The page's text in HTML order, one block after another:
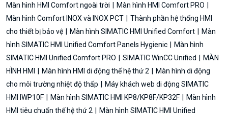
Màn hình HMI Comfort ngoài trời
Màn hình HMI Comfort PRO
Màn hình Comfort INOX và INOX PCT
Thành phần hệ thống HMI
cho thiết bị bảo vệ
Màn hình SIMATIC HMI Unified Comfort
Màn
hình SIMATIC HMI Unified Comfort Panels Hygienic
Màn hình
SIMATIC HMI Unified Comfort PRO
SIMATIC WinCC Unified
MÀN
HÌNH HMI
Màn hình HMI di động thế hệ thứ 2
Màn hình di động
cho môi trường nhiệt độ thấp
Máy khách web di động SIMATIC
HMI IWP10F
Màn hình SIMATIC HMI KP8/KP8F/KP32F
Màn hình
HMI tiêu chuẩn thế hệ thứ 2
Màn hình SIMATIC HMI Unified